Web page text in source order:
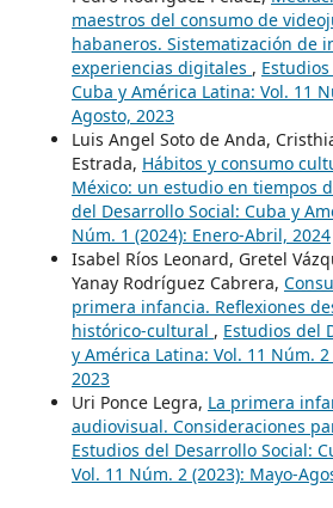
maestros del consumo de
habaneros. Sistematización de
experiencias digitales ,
Cuba y América Latina: Vol. 11
Agosto, 2023
Luis Angel Soto de Anda,
Estrada, Hábitos y consumo
México: un estudio en tiempos
del Desarrollo Social: Cuba y
Núm. 1 (2024): Enero-Abril, 2024
Isabel Ríos Leonard, Gretel
Yanay Rodríguez Cabrera,
primera infancia. Reflexiones
histórico-cultural , Estudios del
y América Latina: Vol. 11 Núm.
2023
Uri Ponce Legra, La primera
audiovisual. Consideraciones
Estudios del Desarrollo Social:
Vol. 11 Núm. 2 (2023): Mayo-